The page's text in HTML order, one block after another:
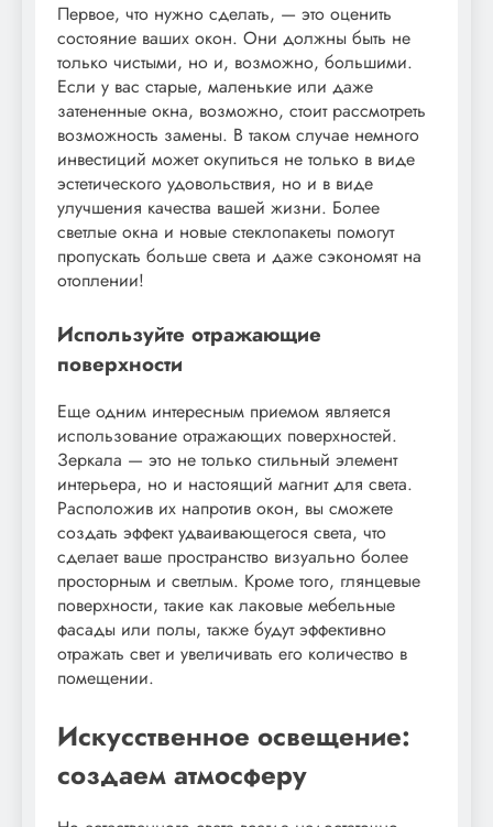
Первое, что нужно сделать, — это оценить
состояние ваших окон. Они должны быть не
только чистыми, но и, возможно, большими.
Если у вас старые, маленькие или даже
затененные окна, возможно, стоит рассмотреть
возможность замены. В таком случае немного
инвестиций может окупиться не только в виде
эстетического удовольствия, но и в виде
улучшения качества вашей жизни. Более
светлые окна и новые стеклопакеты помогут
пропускать больше света и даже сэкономят на
отоплении!
Используйте отражающие
поверхности
Еще одним интересным приемом является
использование отражающих поверхностей.
Зеркала — это не только стильный элемент
интерьера, но и настоящий магнит для света.
Расположив их напротив окон, вы сможете
создать эффект удваивающегося света, что
сделает ваше пространство визуально более
просторным и светлым. Кроме того, глянцевые
поверхности, такие как лаковые мебельные
фасады или полы, также будут эффективно
отражать свет и увеличивать его количество в
помещении.
Искусственное освещение:
создаем атмосферу